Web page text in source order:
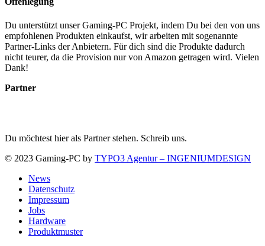
Du unterstützt unser Gaming-PC Projekt, indem Du bei den von uns
empfohlenen Produkten einkaufst, wir arbeiten mit sogenannte
Partner-Links der Anbietern. Für dich sind die Produkte dadurch
nicht teurer, da die Provision nur von Amazon getragen wird. Vielen
Dank!
Partner
Du möchtest hier als Partner stehen. Schreib uns.
© 2023 Gaming-PC by TYPO3 Agentur – INGENIUMDESIGN
News
Datenschutz
Impressum
Jobs
Hardware
Produktmuster